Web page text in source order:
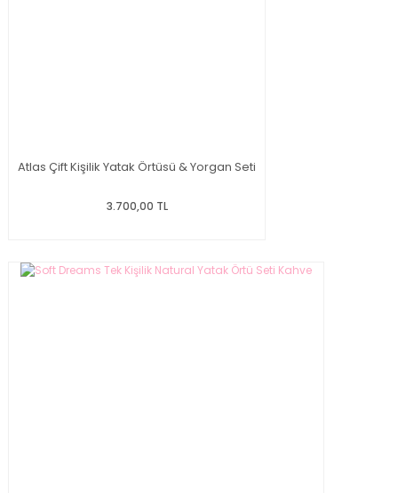
Atlas Çift Kişilik Yatak Örtüsü & Yorgan Seti
3.700,00 TL